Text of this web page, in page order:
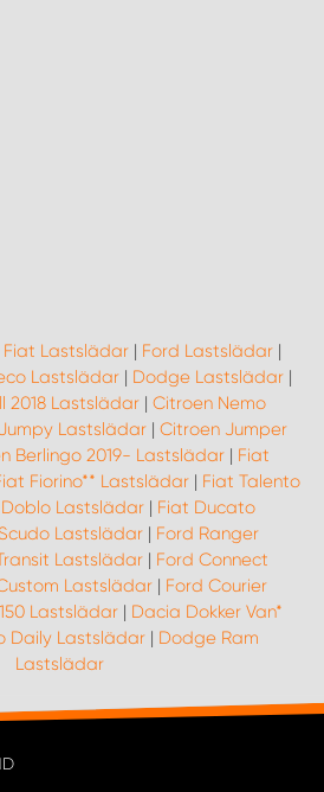
Fiat Lastslädar | Ford Lastslädar |
Lastslädar | Dodge Lastslädar |
2018 Lastslädar | Citroen Nemo
Lastslädar | Citroen Jumper
Berlingo 2019- Lastslädar | Fiat
Fiorino** Lastslädar| Fiat Talento
Lastslädar | Fiat Ducato
Lastslädar | Ford Ranger
Lastslädar| Ford Connect
Lastslädar | Ford Courier
Lastslädar | Dacia Dokker Van*
Daily Lastslädar| Dodge Ram
Lastslädar